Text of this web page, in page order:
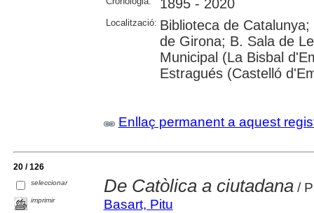
1895 - 2020
Localització: Biblioteca de
de Girona; B. Sala de
Municipal (La Bisbal
Estragués (Castelló
Enllaç permanent a aquest
20 / 126
seleccionar
imprimir
De Catòlica a ciutadana/
Basart, Pitu